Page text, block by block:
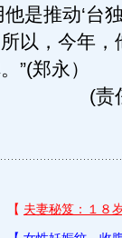
是推动‘台
以，今年，
”(郑永）
(责